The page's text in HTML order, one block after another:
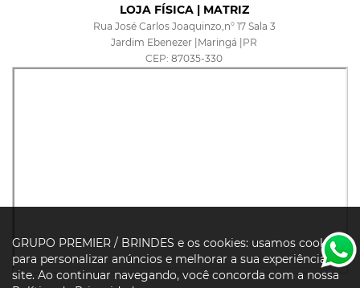
LOJA FÍSICA | MATRIZ
Rua José Carlos Joaquinzo,n° 17 Sala 3
Jardim Ebenezer |Maringá |PR
CEP: 87035-330
GRUPO PREMIER / BRINDES e os cookies: usamos cookies
para personalizar anúncios e melhorar a sua experiência no
site. Ao continuar navegando, você concorda com a nossa